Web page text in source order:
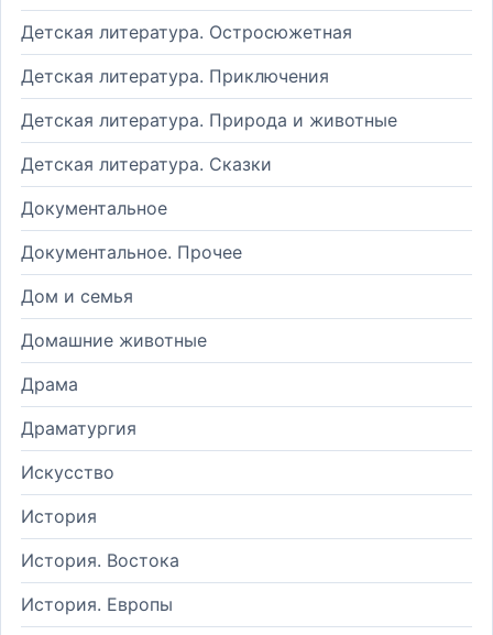
Детская литература. Остросюжетная
Детская литература. Приключения
Детская литература. Природа и животные
Детская литература. Сказки
Документальное
Документальное. Прочее
Дом и семья
Домашние животные
Драма
Драматургия
Искусство
История
История. Востока
История. Европы